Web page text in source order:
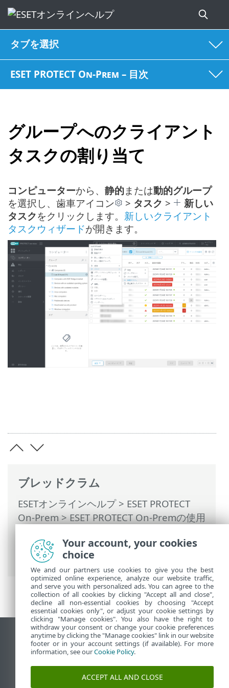
タブを選択
ESET PROTECT On-Prem – 目次
グループへのクライアント
タスクの割り当て
ブレッドクラム
ESETオンラインヘルプ> ESET PROTECT
On-Prem>ESET PROTECT On-Premの使用
コンピューター>グループ> グループへ
のクライアントタスクの割り当て
コンピューターから、 静的または動的グループ
を選択し、歯車アイコン
> タスク >
新しい
タスクをクリックします。 新しいクライアント
タスクウィザードが開きます。
デスクトップサイトの表示
End of Life
ESETナレッジベース
ESETフォーラム
Your account, your cookies
choice
We and our partners use cookies to give you the best
optimized online experience, analyze our website traffic,
and serve you with personalized ads. You can agree to the
collection of all cookies by clicking "Accept all and close",
decline all non-essential cookies by choosing "Accept
essential cookies only", or adjust your cookie settings by
clicking "Manage cookies". You also have the right to
withdraw your consent or change your cookie preferences
anytime by clicking the "Manage cookies" link in our website
footer or in your account settings (if available). For more
information, see ourCookie Policy.
ACCEPT ALL AND CLOSE